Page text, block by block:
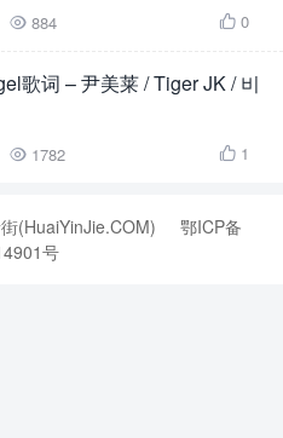
 884  0
歌词 – 尹美莱 / Tiger JK / 비
 1782  1
(HuaiYinJie.COM)
鄂ICP备
号